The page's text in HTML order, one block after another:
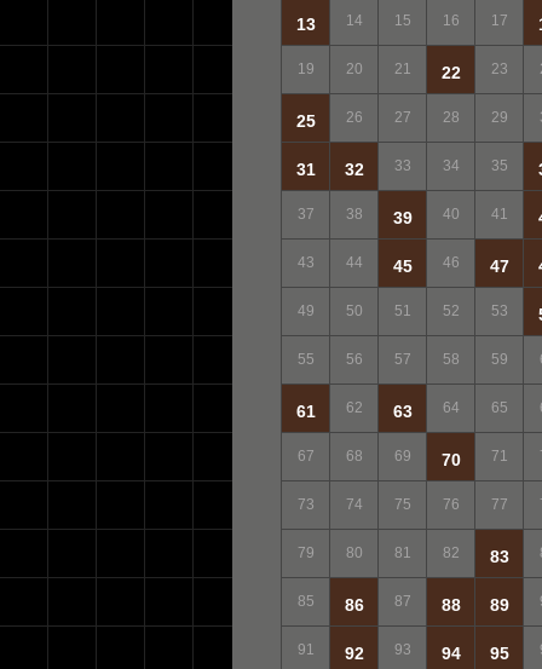
13 14 15 16 17
19 20 21 22 23
25 26 27 28 29
31 32 33 34 35
37 38 39 40 41
43 44 45 46 47
49 50 51 52 53
55 56 57 58 59
61 62 63 64 65
67 68 69 70 71
73 74 75 76 77
79 80 81 82 83
85 86 87 88 89
91 92 93 94 95